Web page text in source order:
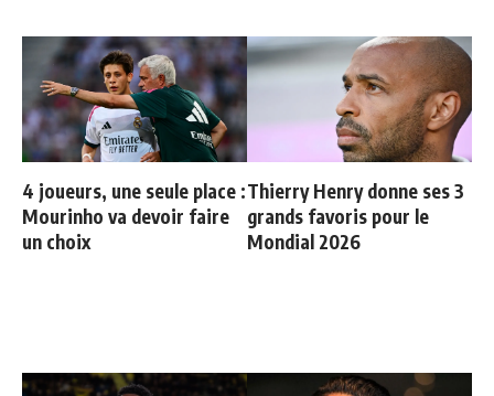
4 joueurs, une seule place :
Mourinho va devoir faire
un choix
Thierry Henry donne ses 3
grands favoris pour le
Mondial 2026